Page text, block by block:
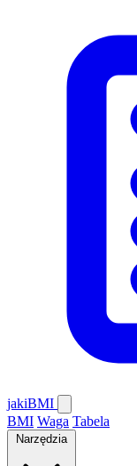
jakiBMI
BMI Waga Tabela
Narzędzia